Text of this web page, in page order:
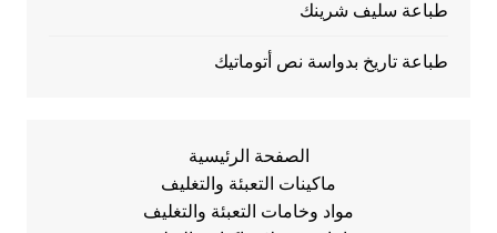
طباعة سليف شرينك
طباعة تاريخ بدواسة نص أتوماتيك
الصفحة الرئيسية
ماكينات التعبئة والتغليف
مواد وخامات التعبئة والتغليف